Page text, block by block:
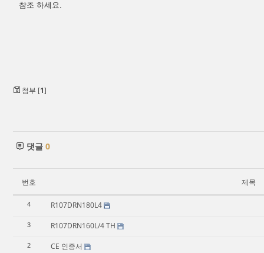
참조 하세요.
첨부 [1]
댓글 0
번호 제목
4 R107DRN180L4
3 R107DRN160L/4 TH
2 CE 인증서